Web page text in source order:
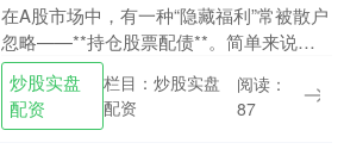
在A股市场中，有一种“隐藏福利”常被散户
忽略——**持仓股票配债**。简单来说，
如果你在股权登记日持有某家上市公司的
股票，就有资格优先认购该公司发行的可
转债。这....
炒股实盘
配资
栏目：炒股实盘
配资
阅读：
87